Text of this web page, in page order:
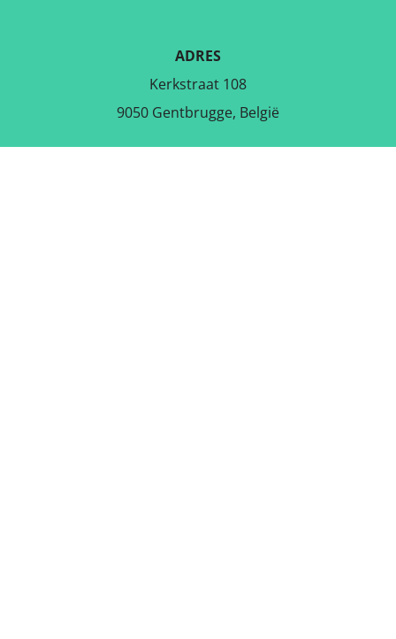
ADRES
Kerkstraat 108
9050 Gentbrugge, België